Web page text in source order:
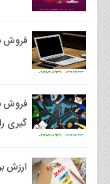
فروش
فروش
گیری
ارزش